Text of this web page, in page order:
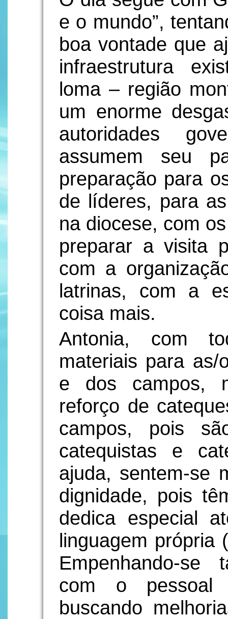
e o mundo”,
boa vontade que
infraestrutura
loma – região
um enorme
autoridades
assumem seu
preparação para
de líderes, para
na diocese, com
preparar a visita
com a
latrinas, com a
coisa mais.
Antonia, com
materiais para as/
e dos campos,
reforço de
campos, pois
catequistas e
ajuda, sentem-se
dignidade, pois
dedica especial
linguagem própria
Empenhando-se
com o pessoal
buscando